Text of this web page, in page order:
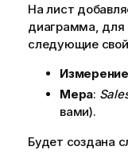
Налист
диаграмма, для
следующие
Измерение
Мера:
вами).
Будет создана